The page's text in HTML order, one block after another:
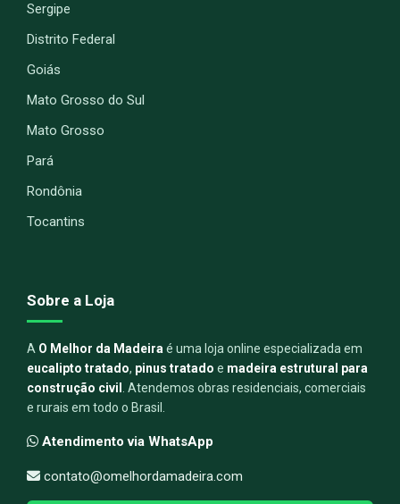
Sergipe
Distrito Federal
Goiás
Mato Grosso do Sul
Mato Grosso
Pará
Rondônia
Tocantins
Sobre a Loja
A O Melhor da Madeira é uma loja online especializada em
eucalipto tratado, pinus tratado e madeira estrutural para
construção civil
. Atendemos obras residenciais, comerciais
e rurais em todo o Brasil.
Atendimento via WhatsApp
contato@omelhordamadeira.com